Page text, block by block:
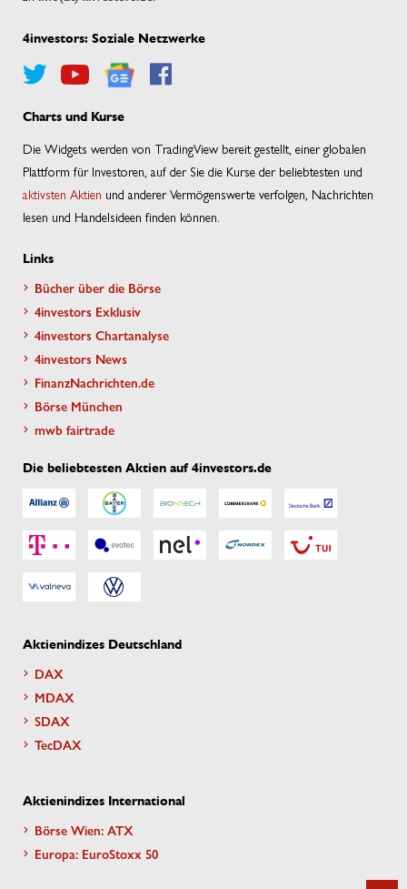
4investors: Soziale Netzwerke
Charts und Kurse
Die Widgets werden von TradingView bereit gestellt, einer globalen
Plattform für Investoren, auf der Sie die Kurse der beliebtesten und
aktivsten Aktien und anderer Vermögenswerte verfolgen, Nachrichten
lesen und Handelsideen finden können.
Links
Bücher über die Börse
4investors Exklusiv
4investors Chartanalyse
4investors News
FinanzNachrichten.de
Börse München
mwb fairtrade
Die beliebtesten Aktien auf 4investors.de
Aktienindizes Deutschland
DAX
MDAX
SDAX
TecDAX
Aktienindizes International
Börse Wien: ATX
Europa: EuroStoxx 50